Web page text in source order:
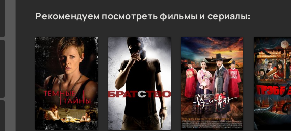
Рекомендуем посмотреть фильмы и сериалы: